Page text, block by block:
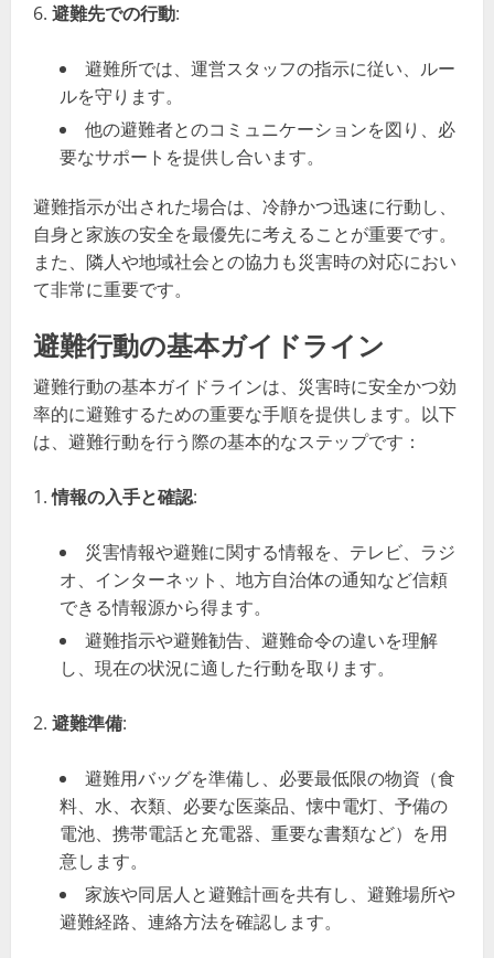
避難先での行動:
避難所では、運営スタッフの指示に従い、ルー
ルを守ります。
他の避難者とのコミュニケーションを図り、必
要なサポートを提供し合います。
避難指示が出された場合は、冷静かつ迅速に行動し、
自身と家族の安全を最優先に考えることが重要です。
また、隣人や地域社会との協力も災害時の対応におい
て非常に重要です。
避難行動の基本ガイドライン
避難行動の基本ガイドラインは、災害時に安全かつ効
率的に避難するための重要な手順を提供します。以下
は、避難行動を行う際の基本的なステップです：
情報の入手と確認:
災害情報や避難に関する情報を、テレビ、ラジ
オ、インターネット、地方自治体の通知など信頼
できる情報源から得ます。
避難指示や避難勧告、避難命令の違いを理解
し、現在の状況に適した行動を取ります。
避難準備:
避難用バッグを準備し、必要最低限の物資（食
料、水、衣類、必要な医薬品、懐中電灯、予備の
電池、携帯電話と充電器、重要な書類など）を用
意します。
家族や同居人と避難計画を共有し、避難場所や
避難経路、連絡方法を確認します。